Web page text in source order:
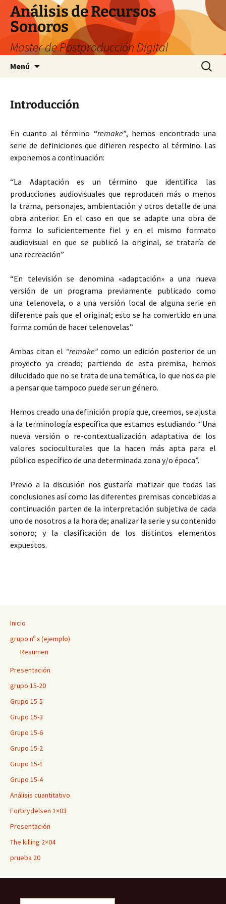
Saltar
contenido
Análisis de Recursos
Sonoros
Master de Postproducción Digital
Menú Buscar:
Introducción
En cuanto al término “remake”, hemos encontrado una
serie de definiciones que difieren respecto al término. Las
exponemos a continuación:
“La Adaptación es un término que identifica las
producciones audiovisuales que reproducen más o menos
la trama, personajes, ambientación y otros detalle de una
obra anterior. En el caso en que se adapte una obra de
forma lo suficientemente fiel y en el mismo formato
audiovisual en que se publicó la original, se trataría de
una recreación”
“En televisión se denomina «adaptación» a una nueva
versión de un programa previamente publicado como
una telenovela, o a una versión local de alguna serie en
diferente país que el original; esto se ha convertido en una
forma común de hacer telenovelas”
Ambas citan el “remake” como un edición posterior de un
proyecto ya creado; partiendo de esta premisa, hemos
dilucidado que no se trata de una temática, lo que nos da pie
a pensar que tampoco puede ser un género.
Hemos creado una definición propia que, creemos, se ajusta
a la terminología específica que estamos estudiando: “Una
nueva versión o re-contextualización adaptativa de los
valores socioculturales que la hacen más apta para el
público específico de una determinada zona y/o época”.
Previo a la discusión nos gustaría matizar que todas las
conclusiones así como las diferentes premisas concebidas a
continuación parten de la interpretación subjetiva de cada
uno de nosotros a la hora de; analizar la serie y su contenido
sonoro; y la clasificación de los distintos elementos
expuestos.
Inicio
grupo nº x (ejemplo)
Resumen
Presentación
grupo 15-20
Grupo 15-5
Grupo 15-3
Grupo 15-6
Grupo 15-2
Grupo 15-1
Grupo 15-4
Análisis cuantitativo
Forbrydelsen 1×03
Presentación
The killing 2×04
prueba 20